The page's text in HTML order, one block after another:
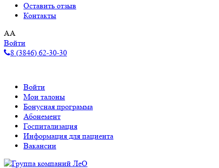
Оставить отзыв
Контакты
AA
Войти
8 (3846) 62-30-30
Войти
Мои талоны
Бонусная программа
Абонемент
Госпитализация
Информация для пациента
Вакансии